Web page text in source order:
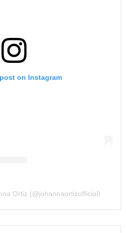
on Instagram
Ortiz (@johannaortizofficial)